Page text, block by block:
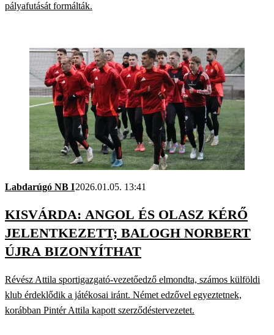
pályafutását formálták.
Labdarúgó NB I2026.01.05. 13:41
KISVÁRDA: ANGOL ÉS OLASZ KÉRŐ
JELENTKEZETT; BALOGH NORBERT
ÚJRA BIZONYÍTHAT
Révész Attila sportigazgató-vezetőedző elmondta, számos külföldi
klub érdeklődik a játékosai iránt. Német edzővel egyeztetnek,
korábban Pintér Attila kapott szerződéstervezetet.